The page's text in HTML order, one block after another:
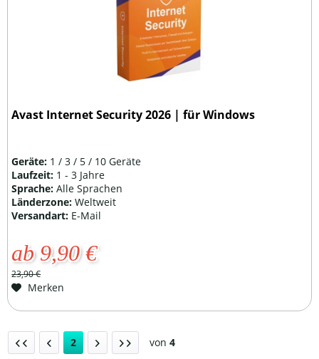
Avast Internet Security 2026 | für Windows
Geräte: 1 / 3 / 5 / 10 Geräte
Laufzeit: 1 - 3 Jahre
Sprache:Alle Sprachen
Länderzone:Weltweit
Versandart: E-Mail
ab 9,90 €
23,90 €
Merken
2 von 4